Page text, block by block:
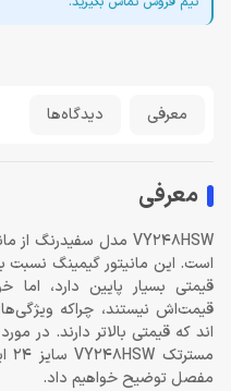
معرفی دیدگاه‌ها
معرفی
است. این مانیتور گیمینگ نسبت
قیمتی بسیار پایین دارد،
اند که قیمتی بالاتر دارند. در
مفصل توضیح خواهیم داد.